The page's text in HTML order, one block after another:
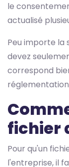
le
actualisé
Peu importe la
devez
correspond
fichier
Pour qu'un
l'entreprise, il